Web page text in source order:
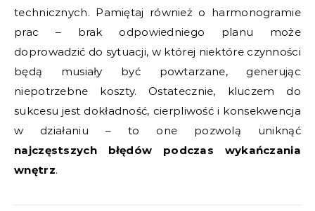
technicznych. Pamiętaj również o harmonogramie
prac – brak odpowiedniego planu może
doprowadzić do sytuacji, w której niektóre czynności
będą musiały być powtarzane, generując
niepotrzebne koszty. Ostatecznie, kluczem do
sukcesu jest dokładność, cierpliwość i konsekwencja
w działaniu – to one pozwolą uniknąć
najczęstszych błędów podczas wykańczania
wnętrz.